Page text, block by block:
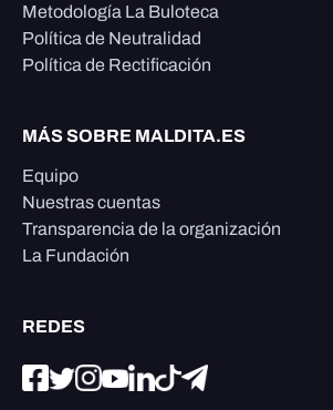
Metodología La Buloteca
Política de Neutralidad
Política de Rectificación
MÁS SOBRE MALDITA.ES
Equipo
Nuestras cuentas
Transparencia de la organización
La Fundación
REDES